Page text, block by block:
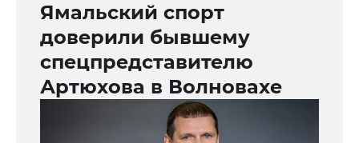
Ямальский спорт
доверили бывшему
спецпредставителю
Артюхова в Волновахе